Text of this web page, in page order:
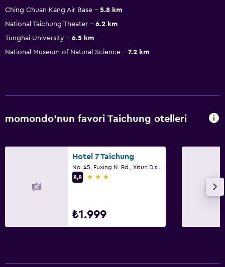
Ching Chuan Kang Air Base
5.8 km
National Taichung Theater
6.2 km
Tunghai University
6.5 km
National Museum of Natural Science
7.2 km
momondo'nun favori Taichung otelleri
Hotel 7 Taichung
8,8
3 yıldız
₺1.999